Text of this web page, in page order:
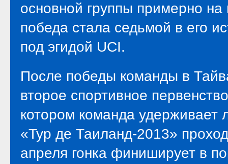
основной группы примерно
победа стала седьмой в его
под эгидой UCI.
После победы команды в
второе спортивное
котором команда удерживает
«Тур де Таиланд-2013»
апреля гонка финиширует в